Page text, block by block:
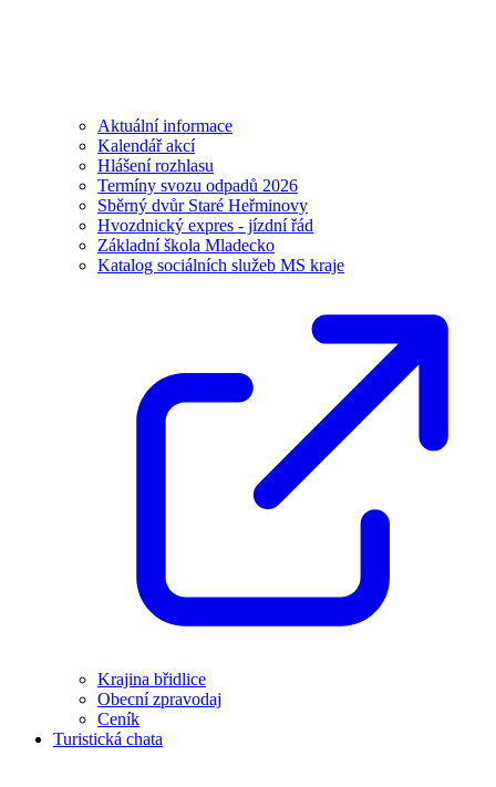
Aktuální informace
Kalendář akcí
Hlášení rozhlasu
Termíny svozu odpadů 2026
Sběrný dvůr Staré Heřminovy
Hvozdnický expres - jízdní řád
Základní škola Mladecko
Katalog sociálních služeb MS kraje
Krajina břidlice
Obecní zpravodaj
Ceník
Turistická chata